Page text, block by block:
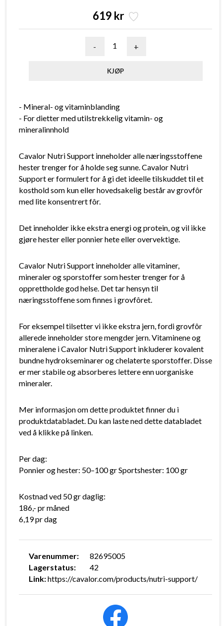
619 kr
- +
Varenummer:
82695005
Lagerstatus:
42
Link:https://cavalor.com/products/nutri-support/
- Mineral- og vitaminblanding
- For dietter med utilstrekkelig vitamin- og
mineralinnhold
Cavalor Nutri Support inneholder alle næringsstoffene
hester trenger for å holde seg sunne. Cavalor Nutri
Support er formulert for å gi det ideelle tilskuddet til et
kosthold som kun eller hovedsakelig består av grovfôr
med lite konsentrert fôr.
Det inneholder ikke ekstra energi og protein, og vil ikke
gjøre hester eller ponnier hete eller overvektige.
Cavalor Nutri Support inneholder alle vitaminer,
mineraler og sporstoffer som hester trenger for å
opprettholde god helse. Det tar hensyn til
næringsstoffene som finnes i grovfôret.
For eksempel tilsetter vi ikke ekstra jern, fordi grovfôr
allerede inneholder store mengder jern. Vitaminene og
mineralene i Cavalor Nutri Support inkluderer kovalent
bundne hydrokseminarer og chelaterte sporstoffer. Disse
er mer stabile og absorberes lettere enn uorganiske
mineraler.
Mer informasjon om dette produktet finner du i
produktdatabladet. Du kan laste ned dette databladet
ved å klikke på linken.
Per dag:
Ponnier og hester: 50–100 gr Sportshester: 100 gr
Kostnad ved 50 gr daglig:
186,- pr måned
6,19 pr dag